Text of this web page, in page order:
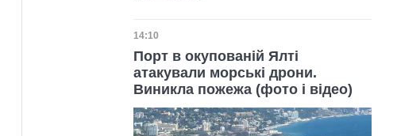
Дата публікації
14:10
Порт в окупованій Ялті
атакували морські дрони.
Виникла пожежа (фото і відео)